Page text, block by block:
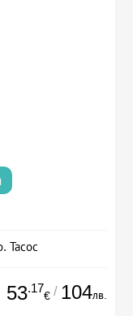
Тасос
53.17
€ / 104лв.